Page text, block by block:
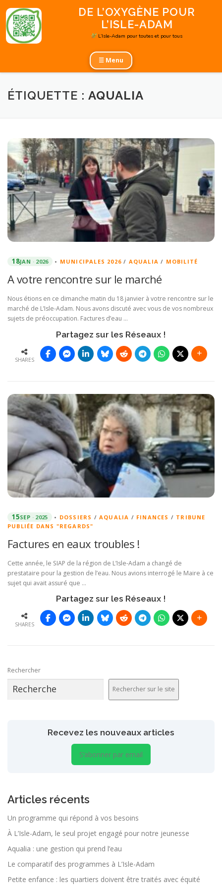
au
contenu
DE L’OXYGÈNE POUR
L’ISLE-ADAM
L’Isle-Adam pour toutes et pour tous
☰ Menu
ÉTIQUETTE : AQUALIA
18JAN 2026 • MUNICIPALES 2026/ AQUALIA / MOBILITÉ
A votre rencontre sur le marché
Nous étions en ce dimanche matin du 18 janvier à votre rencontre sur le
marché de L’Isle-Adam. Nous avons discuté avec vous de vos nombreux
sujets de préoccupation. Factures d’eau …
Partagez sur les Réseaux !
SHARES
15SEP 2025 • DOSSIERS / AQUALIA / FINANCES / TRIBUNE
PUBLIÉE DANS "REGARDS"
Factures en eaux troubles !
Cette année, le SIAP de la région de L’Isle-Adam a changé de
prestataire pour la gestion de l’eau. Nous avions interrogé le Maire à ce
sujet qui avait assuré que …
Partagez sur les Réseaux !
SHARES
Rechercher
Rechercher sur le site
Recevez les nouveaux articles
S’abonner par email
Articles récents
Un programme qui répond à vos besoins
À L’Isle-Adam, le seul projet engagé pour notre jeunesse
Aqualia : une gestion qui prend l’eau
Le comparatif des programmes à L’Isle-Adam
Petite enfance : les quartiers doivent être traités avec équité